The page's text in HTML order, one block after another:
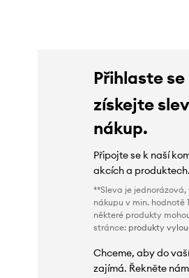
Přihlaste
získejte
nákup.
Připojte se k naší
akcích a produktech.
**Sleva je
nákupu v min. hodnotě
některé produkty
stránce: produkty
Chceme, aby do
zajímá. Řekněte